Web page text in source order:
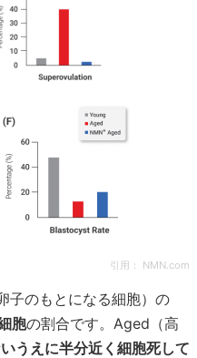
引用： NMN.com
子のもとになる細胞）の
胞の割合です。Aged（高
うえに半分近く細胞死して